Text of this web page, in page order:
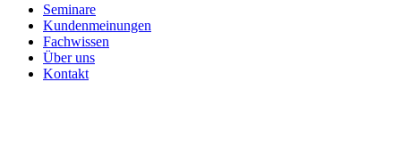
Seminare
Kundenmeinungen
Fachwissen
Über uns
Kontakt